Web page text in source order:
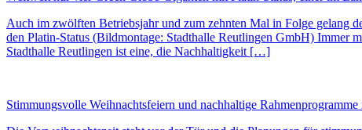
Auch im zwölften Betriebsjahr und zum zehnten Mal in Folge gelang
den Platin-Status (Bildmontage: Stadthalle Reutlingen GmbH) Immer
Stadthalle Reutlingen ist eine, die Nachhaltigkeit […]
Stimmungsvolle Weihnachtsfeiern und nachhaltige